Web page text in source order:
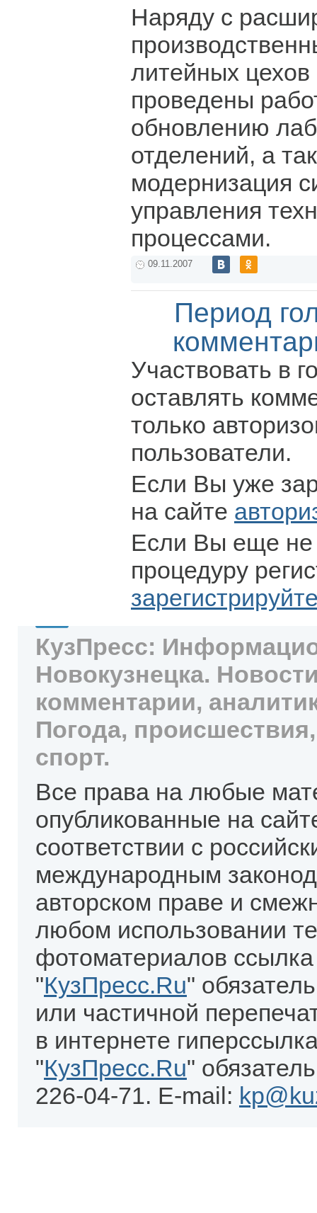
Наряду с
литейных цехов
проведены
обновлению
отделений, а
модернизация
управления
процессами.
09.11.2007
Период
Участвовать в
оставлять
только
пользователи.
Если Вы уже
на сайте
Если Вы еще не
процедуру
КузПресс:
Новокузнецка.
комментарии,
Погода,
спорт.
Все права на любые
опубликованные на
соответствии с
международным
авторском праве и
любом использовании
фотоматериалов
"КузПресс.Ru"
или частичной
в интернете
"КузПресс.Ru"
226-04-71. E-mail: